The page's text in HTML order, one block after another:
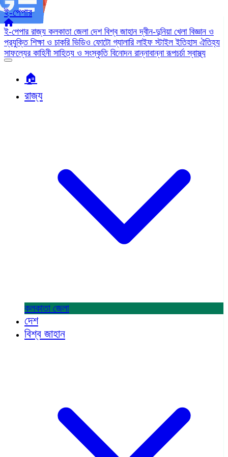
ই-পেপার
ই-পেপার রাজ্য কলকাতা জেলা দেশ বিশ্ব জাহানদ্বীন-দুনিয়া খেলা বিজ্ঞান ও
প্রযুক্তি শিক্ষা ও চাকরি ভিডিও ফোটো গ্যালারি লাইফ স্টাইলইতিহাস ঐতিহ্য
সাফল্যের কাহিনী সাহিত্য ও সংস্কৃতি বিনোদন রান্নাবান্নারূপচর্চাস্বাস্থ্য
🏠︎
রাজ্য
কলকাতা জেলা
দেশ
বিশ্ব জাহান